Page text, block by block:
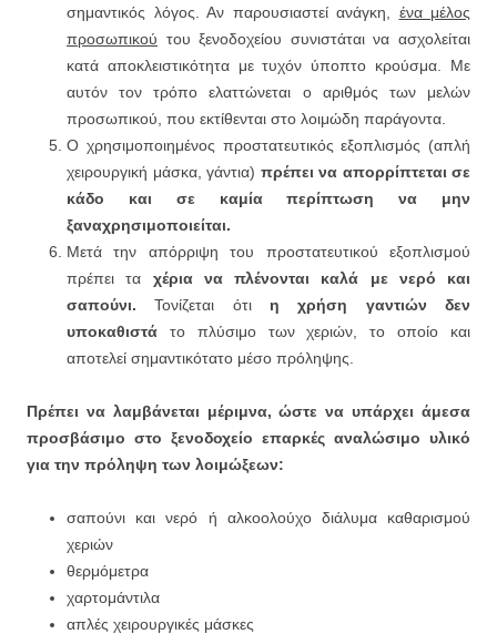
σημαντικός λόγος. Αν παρουσιαστεί ανάγκη, ένα μέλος
προσωπικού του ξενοδοχείου συνιστάται να ασχολείται
κατά αποκλειστικότητα με τυχόν ύποπτο κρούσμα. Με
αυτόν τον τρόπο ελαττώνεται ο αριθμός των μελών
προσωπικού, που εκτίθενται στο λοιμώδη παράγοντα.
Ο χρησιμοποιημένος προστατευτικός εξοπλισμός (απλή
χειρουργική μάσκα, γάντια) πρέπει να απορρίπτεται σε
κάδο και σε καμία περίπτωση να μην
ξαναχρησιμοποιείται.
Μετά την απόρριψη του προστατευτικού εξοπλισμού
πρέπει τα χέρια να πλένονται καλά με νερό και
σαπούνι. Τονίζεται ότι η χρήση γαντιών δεν
υποκαθιστά το πλύσιμο των χεριών, το οποίο και
αποτελεί σημαντικότατο μέσο πρόληψης.
Πρέπει να λαμβάνεται μέριμνα, ώστε να υπάρχει άμεσα
προσβάσιμο στο ξενοδοχείο επαρκές αναλώσιμο υλικό
για την πρόληψη των λοιμώξεων:
σαπούνι και νερό ή αλκοολούχο διάλυμα καθαρισμού
χεριών
θερμόμετρα
χαρτομάντιλα
απλές χειρουργικές μάσκες